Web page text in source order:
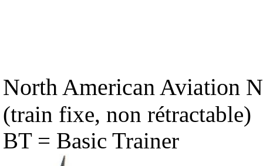
North American Aviation
(train fixe, non rétractable)
BT = Basic Trainer